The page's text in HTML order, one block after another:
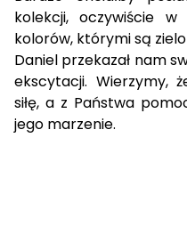
kolekcji, oczywiście
kolorów, którymi są
Daniel przekazał nam
ekscytacji. Wierzymy,
siłę, a z Państwa
jego marzenie.